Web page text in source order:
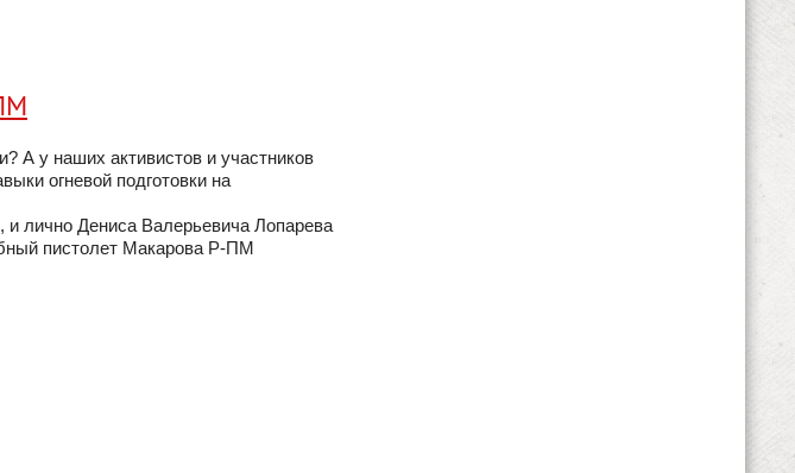
А у наших активистов и участников
огневой подготовки на
лично Дениса Валерьевича Лопарева
пистолет Макарова Р-ПМ